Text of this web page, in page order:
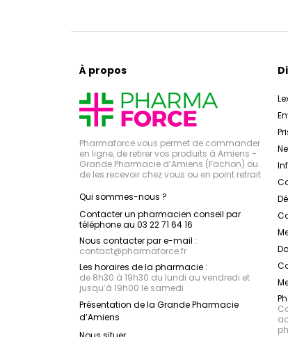
À propos
Pharmaforce vous permet de commander
en ligne, de retirer vos produits à Amiens -
Grande Pharmacie d’Amiens (Fachon) ou
de les recevoir chez vous ou en point retrait
Qui sommes-nous ?
Contacter un pharmacien conseil par
téléphone au 03 22 71 64 16
Nous contacter par e-mail :
contact@pharmaforce.fr
Les horaires de la pharmacie :
de 8h30 à 19h30 du lundi au vendredi et
jusqu’à 19h00 le samedi
Présentation de la Grande Pharmacie
d’Amiens